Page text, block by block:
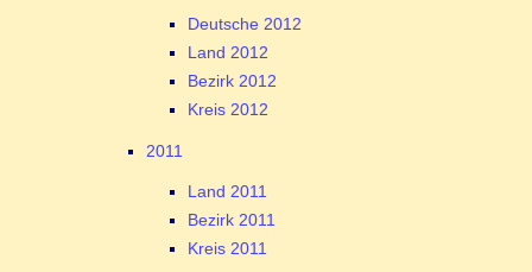
Deutsche 2012
Land 2012
Bezirk 2012
Kreis 2012
2011
Land 2011
Bezirk 2011
Kreis 2011